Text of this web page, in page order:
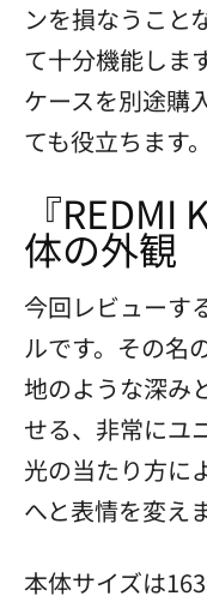
ンを損なうこと
て十分機能しま
ケースを別途購
ても役立ちます。
『
体の外観
今回レビューす
ルです。その名
地のような深み
せる、非常にユ
光の当たり方に
へと表情を変え
本体サイズは